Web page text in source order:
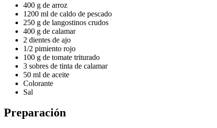
400 g de arroz
1200 ml de caldo de pescado
250 g de langostinos crudos
400 g de calamar
2 dientes de ajo
1/2 pimiento rojo
100 g de tomate triturado
3 sobres de tinta de calamar
50 ml de aceite
Colorante
Sal
Preparación